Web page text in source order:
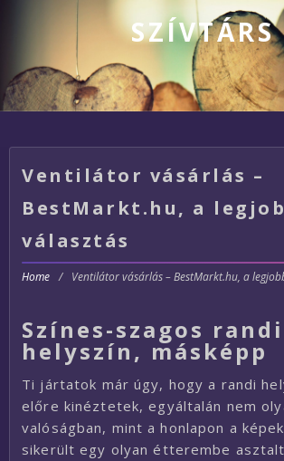
SZÍVTÁRS
Ventilátor vásárlás –
BestMarkt.hu, a
választás
Home / Ventilátor vásárlás – BestMarkt.hu, a
Színes-szagos randi
helyszín, másképp
Ti jártatok már úgy, hogy a randi
előre kinéztetek, egyáltalán nem
valóságban, mint a honlapon a
sikerült egy olyan étterembe